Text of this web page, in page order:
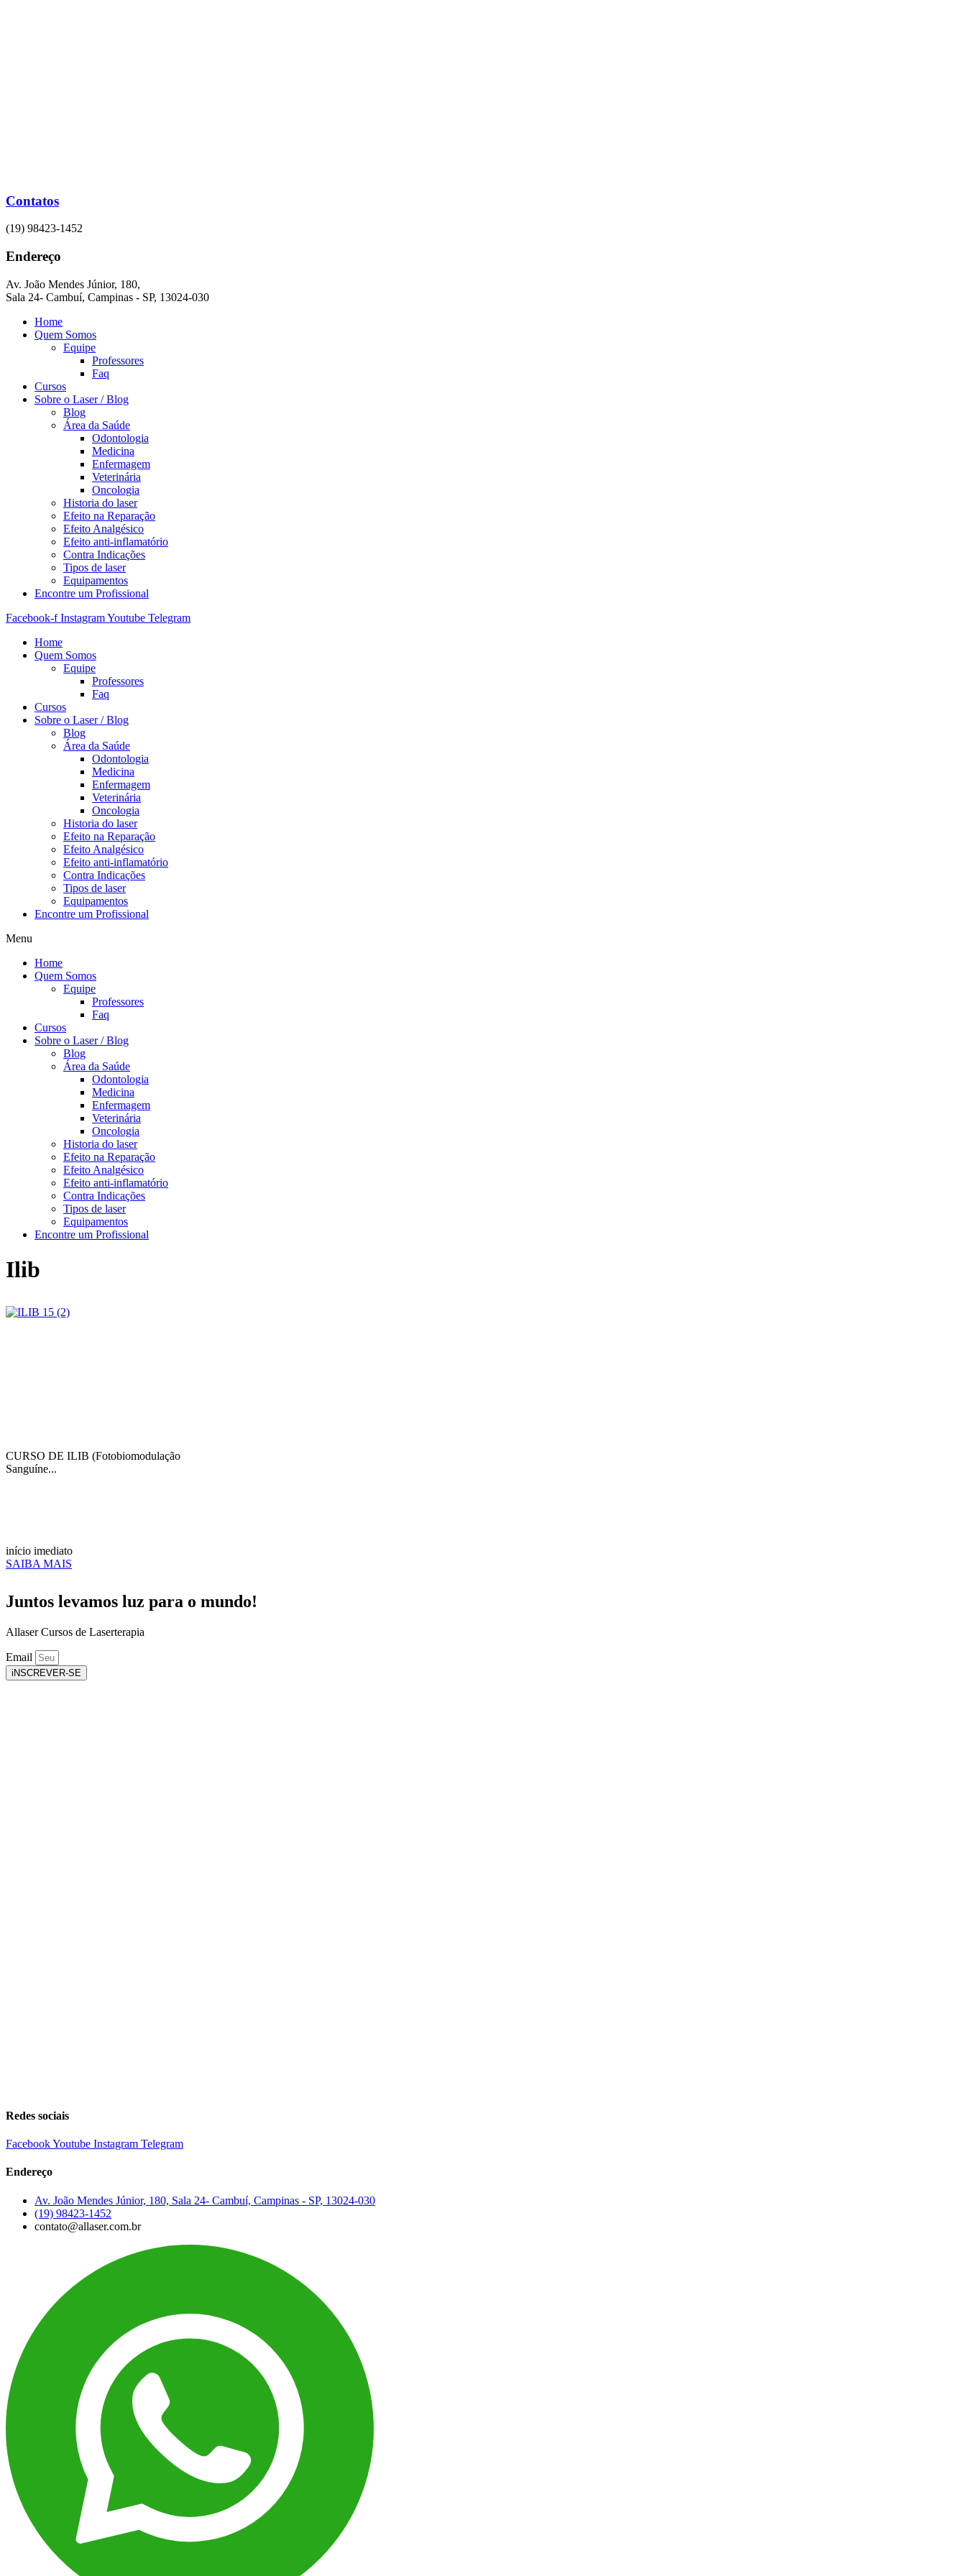
Contatos
(19) 98423-1452
Endereço
Av. João Mendes Júnior, 180,
Sala 24- Cambuí, Campinas - SP, 13024-030
Home
Quem Somos
Equipe
Professores
Faq
Cursos
Sobre o Laser / Blog
Blog
Área da Saúde
Odontologia
Medicina
Enfermagem
Veterinária
Oncologia
Historia do laser
Efeito na Reparação
Efeito Analgésico
Efeito anti-inflamatório
Contra Indicações
Tipos de laser
Equipamentos
Encontre um Profissional
Facebook-f InstagramYoutube Telegram
Home
Quem Somos
Equipe
Professores
Faq
Cursos
Sobre o Laser / Blog
Blog
Área da Saúde
Odontologia
Medicina
Enfermagem
Veterinária
Oncologia
Historia do laser
Efeito na Reparação
Efeito Analgésico
Efeito anti-inflamatório
Contra Indicações
Tipos de laser
Equipamentos
Encontre um Profissional
Menu
Home
Quem Somos
Equipe
Professores
Faq
Cursos
Sobre o Laser / Blog
Blog
Área da Saúde
Odontologia
Medicina
Enfermagem
Veterinária
Oncologia
Historia do laser
Efeito na Reparação
Efeito Analgésico
Efeito anti-inflamatório
Contra Indicações
Tipos de laser
Equipamentos
Encontre um Profissional
Ilib
CURSO DE ILIB (Fotobiomodulação
Sanguíne...
início imediato
SAIBA MAIS
Juntos levamos luz para o mundo!
Allaser Cursos de Laserterapia
Email
iNSCREVER-SE
Redes sociais
FacebookYoutube Instagram Telegram
Endereço
Av. João Mendes Júnior, 180, Sala 24- Cambuí, Campinas - SP, 13024-030
(19) 98423-1452
contato@allaser.com.br